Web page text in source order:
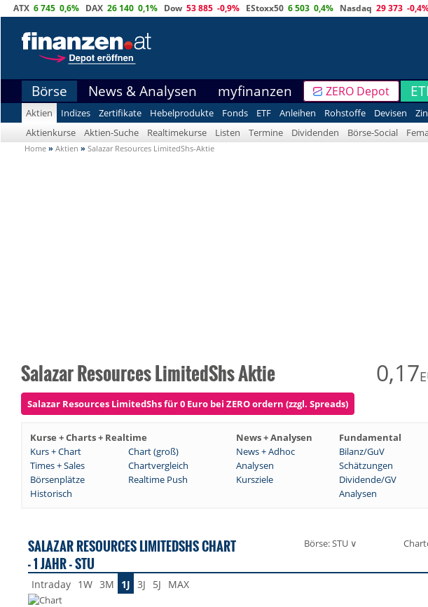
ATX 6 745 0,6% DAX 26 140 0,1% Dow 53 885 -0,9% EStoxx50 6 503 0,4% Nasdaq 29 373 -
Börse News & Analysen myfinanzen ZERO Depot
Aktien Indizes Zertifikate Hebelprodukte Fonds ETF Anleihen Rohstoffe Devisen
Aktienkurse
Aktien-Suche Realtimekurse Listen Termine Dividenden Börse-Social
Home » Aktien » Salazar Resources LimitedShs-Aktie
Salazar Resources LimitedShs Aktie 0,17
Salazar Resources LimitedShs für 0 Euro bei ZERO ordern (zzgl. Spreads)
Kurse + Charts + Realtime News + Analysen Fundamental
Kurs + Chart
Chart (groß) News + Adhoc Bilanz/GuV
Times + Sales
Chartvergleich Analysen Schätzungen
Börsenplätze
Realtime Push Kursziele Dividende/GV
Historisch
Analysen
SALAZAR RESOURCES LIMITEDSHS CHART
- 1 JAHR - STU
Börse: STU ∨
Intraday 1W 3M 1J 3J 5J MAX